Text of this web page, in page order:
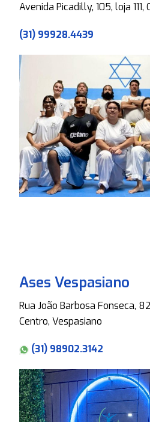
Avenida Picadilly, 105, loja
(31) 99928.4439
Ases Vespasiano
Rua João Barbosa Fonseca,
Centro, Vespasiano
(31) 98902.3142